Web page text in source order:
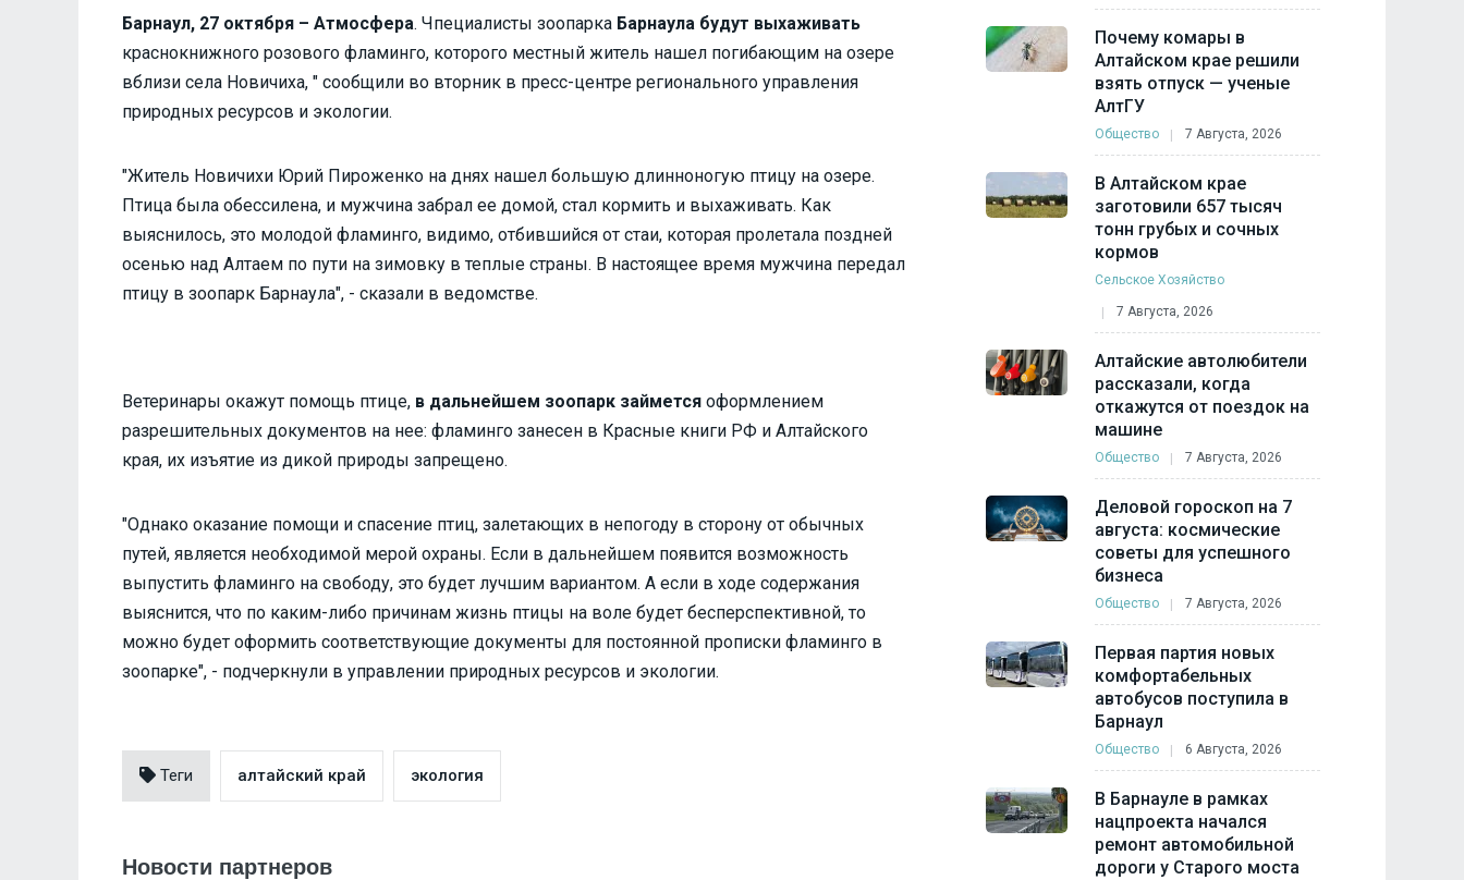
Барнаул, 27 октября – Атмосфера. Чпециалисты зоопарка Барнаула будут выхаживать
краснокнижного розового фламинго, которого местный житель нашел погибающим на озере
вблизи села Новичиха, " сообщили во вторник в пресс-центре регионального управления
природных ресурсов и экологии.
"Житель Новичихи Юрий Пироженко на днях нашел большую длинноногую птицу на озере.
Птица была обессилена, и мужчина забрал ее домой, стал кормить и выхаживать. Как
выяснилось, это молодой фламинго, видимо, отбившийся от стаи, которая пролетала поздней
осенью над Алтаем по пути на зимовку в теплые страны. В настоящее время мужчина передал
птицу в зоопарк Барнаула", - сказали в ведомстве.
Ветеринары окажут помощь птице, в дальнейшем зоопарк займется оформлением
разрешительных документов на нее: фламинго занесен в Красные книги РФ и Алтайского
края, их изъятие из дикой природы запрещено.
"Однако оказание помощи и спасение птиц, залетающих в непогоду в сторону от обычных
путей, является необходимой мерой охраны. Если в дальнейшем появится возможность
выпустить фламинго на свободу, это будет лучшим вариантом. А если в ходе содержания
выяснится, что по каким-либо причинам жизнь птицы на воле будет бесперспективной, то
можно будет оформить соответствующие документы для постоянной прописки фламинго в
зоопарке", - подчеркнули в управлении природных ресурсов и экологии.
Теги алтайский край экология
Новости партнеров
Почему комары в
Алтайском крае решили
взять отпуск — ученые
АлтГУ
Общество 7 Августа, 2026
В Алтайском крае
заготовили 657 тысяч
тонн грубых и сочных
кормов
Сельское Хозяйство
7 Августа, 2026
Алтайские автолюбители
рассказали, когда
откажутся от поездок на
машине
Общество 7 Августа, 2026
Деловой гороскоп на 7
августа: космические
советы для успешного
бизнеса
Общество 7 Августа, 2026
Первая партия новых
комфортабельных
автобусов поступила в
Барнаул
Общество 6 Августа, 2026
В Барнауле в рамках
нацпроекта начался
ремонт автомобильной
дороги у Старого моста